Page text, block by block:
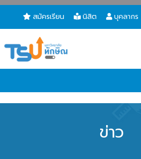
สมัครเรียน นิสิต บุคลากร
ข่าว